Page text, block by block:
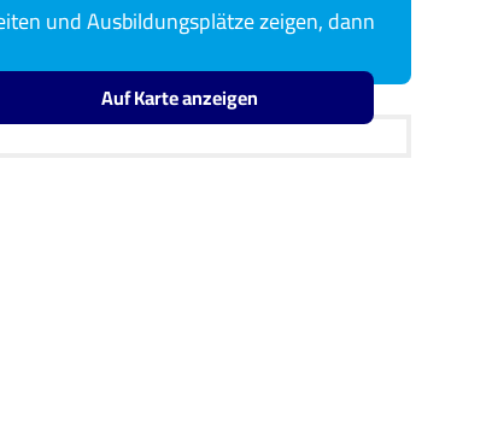
und Ausbildungsplätze zeigen, dann
Leaflet OpenStreetMap2
Auf Karte anzeigen